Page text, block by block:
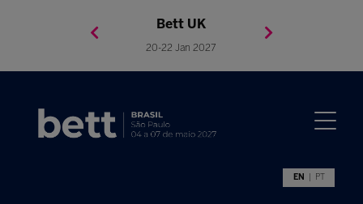
Bett UK
20-22 Jan 2027
Bett Brasil
05-08 Mai 2026
Bett Asia
23-24 Setembro 2026
Bett USA
8-10 November 2027
EN PT